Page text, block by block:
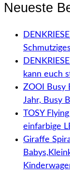
Neueste
kann euch
ZOOI Busy
Jahr, Busy
TOSY
einfarbige
Giraffe